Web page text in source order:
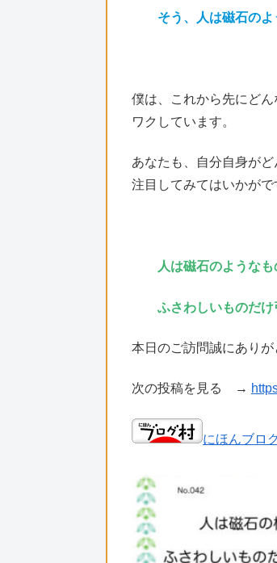
そう、人は磁石のよ
僕は、これから先にど
ワクしています。
あなたも、自分自身が
注目してみてはいかがで
人は磁石のようなも
ふさわしいものだけ
本日のご訪問誠にありが
次の投稿を見る →
にほんブロ